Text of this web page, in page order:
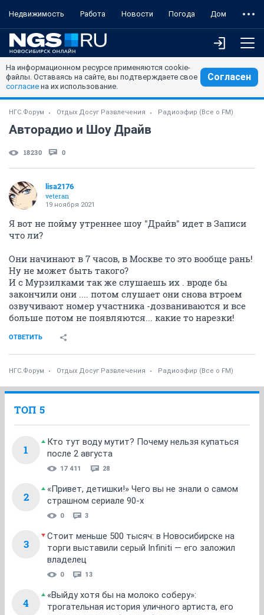
Недвижимость Работа Новости Погода Дом
На информационном ресурсе применяются cookie-
файлы. Оставаясь на сайте, вы подтверждаете свое
согласие на их использование.
Согласен
НГС.Форум Отдых Досуг Развлечения Радиоэфир (Все о FM)
Авторадио и Шоу Драйв
18230 0
lisa2176
veteran
19 ноября 2021
Я вот не пойму утреннее шоу "Драйв" идет в Записи
что ли?
Они начинают в 7 часов, в Москве то это вообще рань!
Ну не может быть такого?
И с Мурзилками так же слушаешь их . вроде бы
закончили они .... потом слушает они снова втроем
озвучивают номер участника -дозваниваются и все
больше потом не появляются... какие то нарезки!
ОТВЕТИТЬ
НГС.Форум Отдых Досуг Развлечения Радиоэфир (Все о FM)
ТОП 5
1
Кто тут воду мутит? Почему нельзя купаться
после 2 августа
17 411 28
2
«Привет, детишки!» Чего вы не знали о самом
страшном сериале 90-х
0 3
3
Стоит меньше 500 тысяч: в Новосибирске на
торги выставили серый Infiniti — его заложил
владелец
0 13
4
«Выйду хотя бы на молоко соберу»:
трогательная история уличного артиста, его